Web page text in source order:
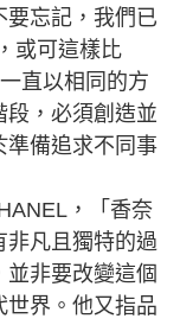
要忘記，我們已
或可這樣比
直以相同的方
段，必須創造並
準備追求不同事
，「香奈
非凡且獨特的過
非要改變這個
世界。他又指品